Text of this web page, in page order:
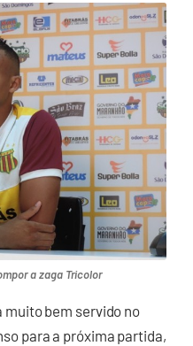
a zaga Tricolor
muito bem servido no
para a próxima partida,